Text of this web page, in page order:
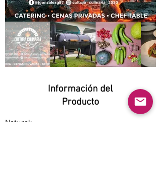
Información del
Producto
Natural: